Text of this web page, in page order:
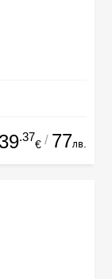
39.37
€ / 77лв.